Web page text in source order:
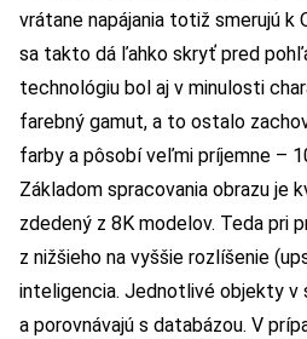
vrátane napájania totiž smerujú k
sa takto dá ľahko skryť pred
technológiu bol aj v minulosti
farebný gamut, a to ostalo
farby a pôsobí veľmi príjemne –
Základom spracovania obrazu je
zdedený z 8K modelov. Teda pri
z nižšieho na vyššie rozlíšenie
inteligencia. Jednotlivé objekty v
a porovnávajú s databázou. V